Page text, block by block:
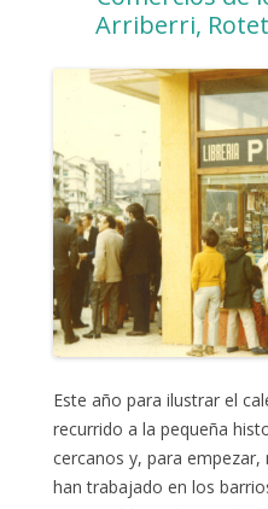
Arriberri,
Este año para ilustrar el
recurrido a la pequeña
cercanos y, para
han trabajado en los